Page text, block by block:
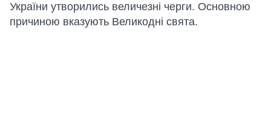
України утворились величезні черги. Основною
причиною вказують Великодні свята.